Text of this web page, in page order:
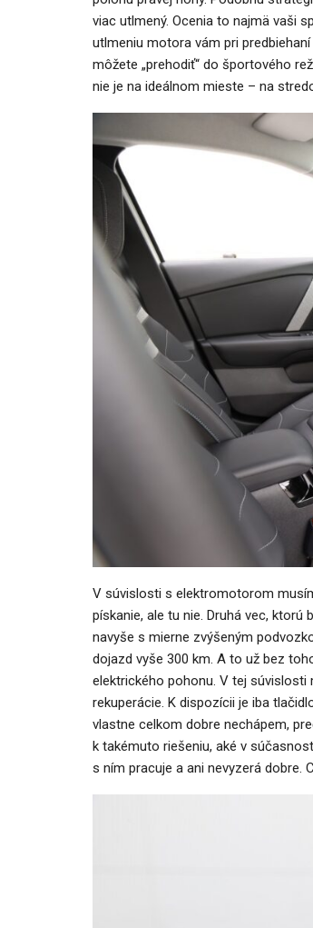
viac utlmený. Ocenia to najmä vaši
utlmeniu motora vám pri
môžete „prehodiť“ do športového
nie je na ideálnom mieste – na
V súvislosti s elektromotorom
pískanie, ale tu nie. Druhá vec, ktorú
navyše s mierne zvýšeným
dojazd vyše 300 km. A to už bez
elektrického pohonu. V tej
rekuperácie. K dispozícii je iba
vlastne celkom dobre nechápem,
k takémuto riešeniu, aké v
s ním pracuje a ani nevyzerá dobre.